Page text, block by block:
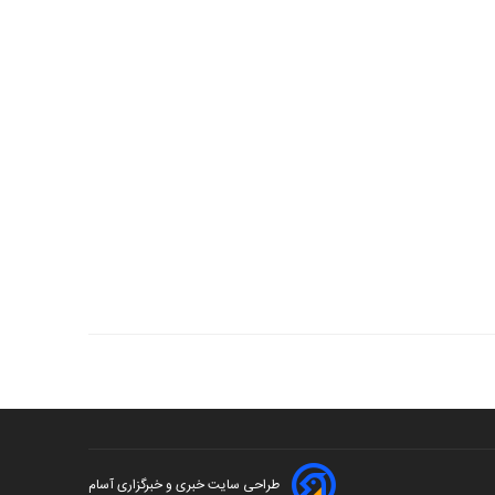
طراحی سایت خبری و خبرگزاری آسام